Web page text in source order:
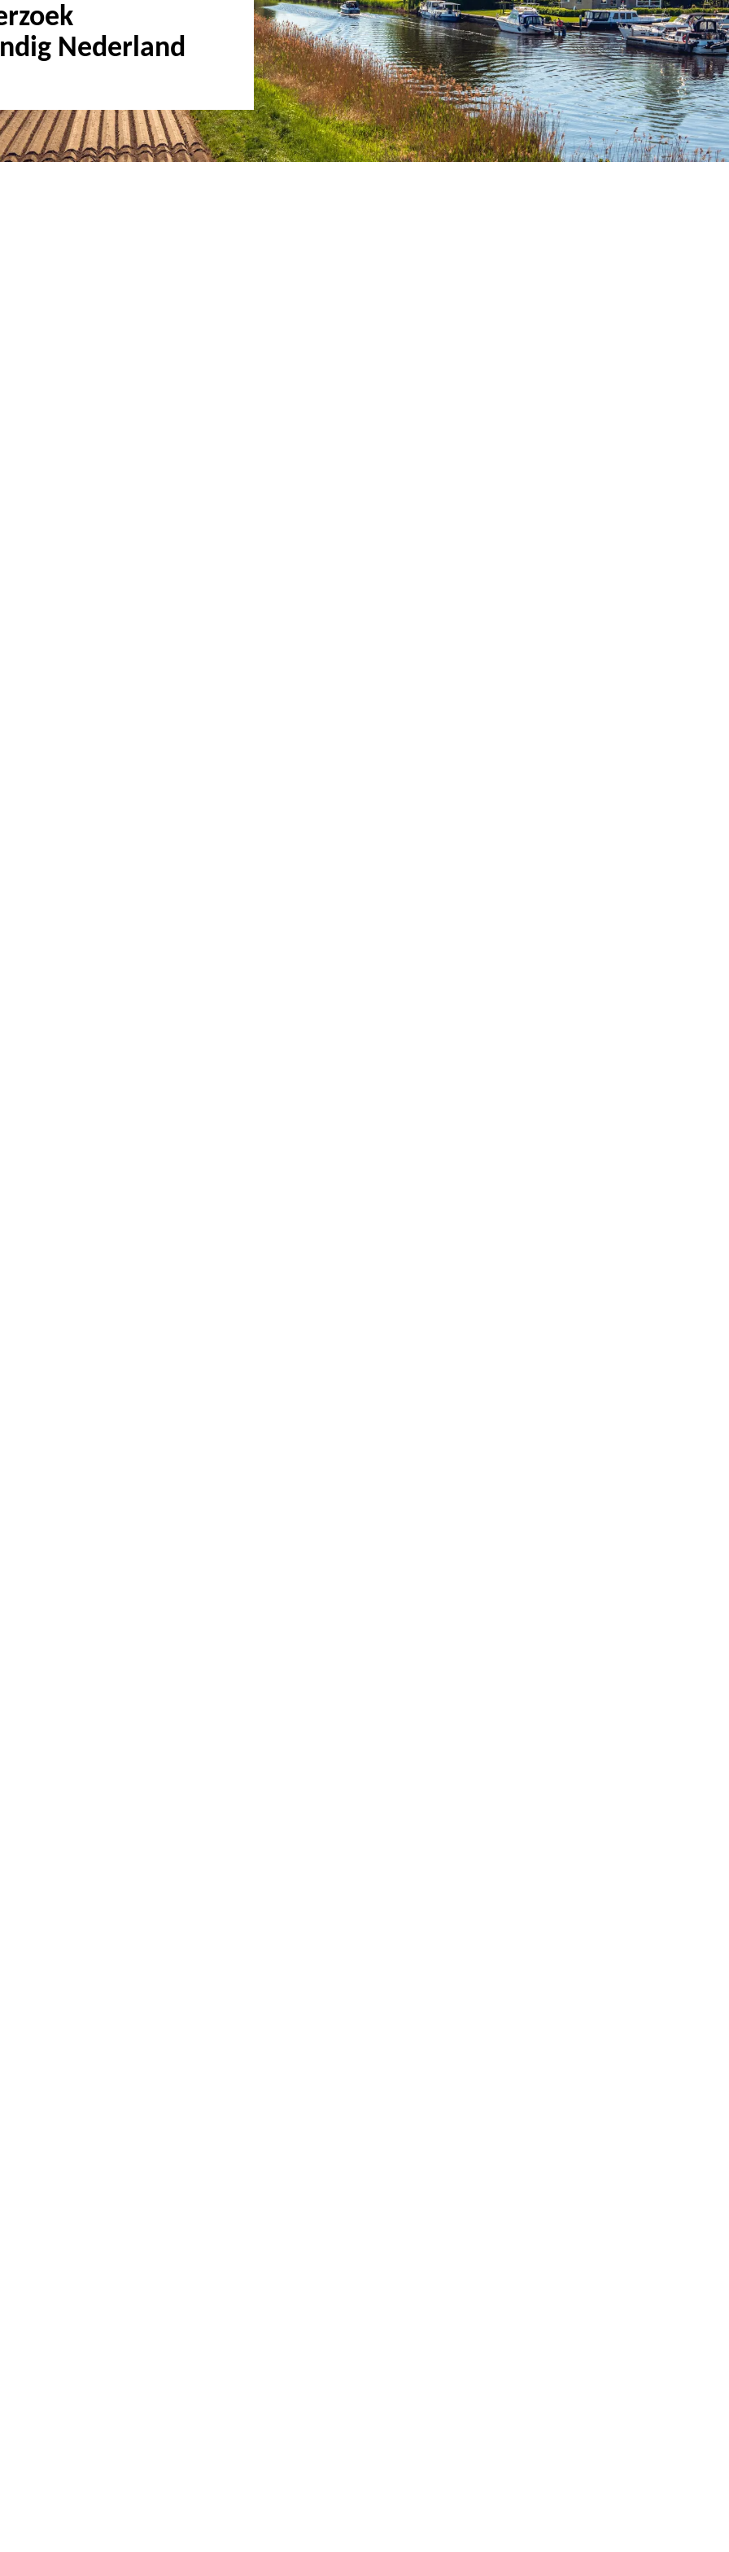
Nederland